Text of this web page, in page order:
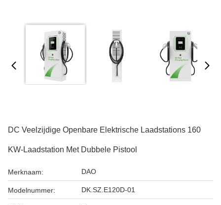
DC Veelzijdige Openbare Elektrische Laadstations 160
KW-Laadstation Met Dubbele Pistool
Merknaam: DAO
Modelnummer: DK.SZ.E120D-01